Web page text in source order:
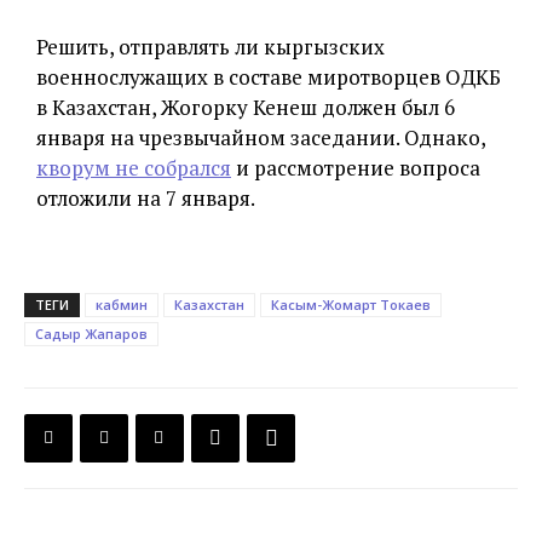
Решить, отправлять ли кыргызских
военнослужащих в составе миротворцев ОДКБ
в Казахстан, Жогорку Кенеш должен был 6
января на чрезвычайном заседании. Однако,
кворум не собрался и рассмотрение вопроса
отложили на 7 января.
ТЕГИ кабмин Казахстан
Касым-Жомарт Токаев
Садыр Жапаров